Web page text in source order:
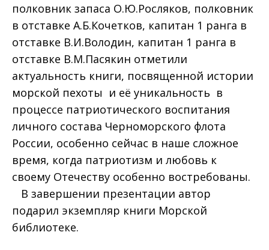
полковник запаса О.Ю.Росляков, полковник
в отставке А.Б.Кочетков, капитан 1 ранга в
отставке В.И.Володин, капитан 1 ранга в
отставке В.М.Пасякин отметили
актуальность книги, посвященной истории
морской пехоты и её уникальность в
процессе патриотического воспитания
личного состава Черноморского флота
России, особенно сейчас в наше сложное
время, когда патриотизм и любовь к
своему Отечеству особенно востребованы.
В завершении презентации автор
подарил экземпляр книги Морской
библиотеке.